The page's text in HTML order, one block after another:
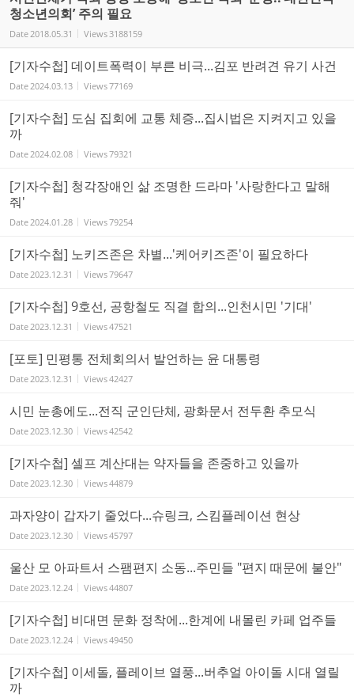
청소년의회’ 주의 필요
Date2018.05.31 Views3188159
[기자수첩] 데이트폭력이 부른 비극...김포 반려견 유기 사건
Date2024.03.13 Views77169
[기자수첩] 도심 집회에 교통 체증...집시법은 지켜지고 있을
까
Date2024.02.08 Views79321
[기자수첩] 청각장애인 삶 조명한 드라마 '사랑한다고 말해
줘'
Date2024.01.28 Views79254
[기자수첩] 노키즈존은 차별...'케어키즈존'이 필요하다
Date2023.12.31 Views79647
[기자수첩] 9호선, 공항철도 직결 합의...인천시민 '기대'
Date2023.12.31 Views47521
[포토] 민평통 전체회의서 발언하는 윤 대통령
Date2023.12.31 Views42427
시민 눈총에도...전직 군인단체, 광화문서 전두환 추모식
Date2023.12.30 Views42542
[기자수첩] 셀프 계산대는 약자들을 존중하고 있을까
Date2023.12.30 Views44879
과자양이 갑자기 줄었다...슈링크, 스킴플레이션 현상
Date2023.12.30 Views45797
울산 모 아파트서 스팸편지 소동...주민들 "편지 때문에 불안"
Date2023.12.24 Views44807
[기자수첩] 비대면 문화 정착에...한계에 내몰린 카페 업주들
Date2023.12.24 Views49450
[기자수첩] 이세돌, 플레이브 열풍...버추얼 아이돌 시대 열릴
까